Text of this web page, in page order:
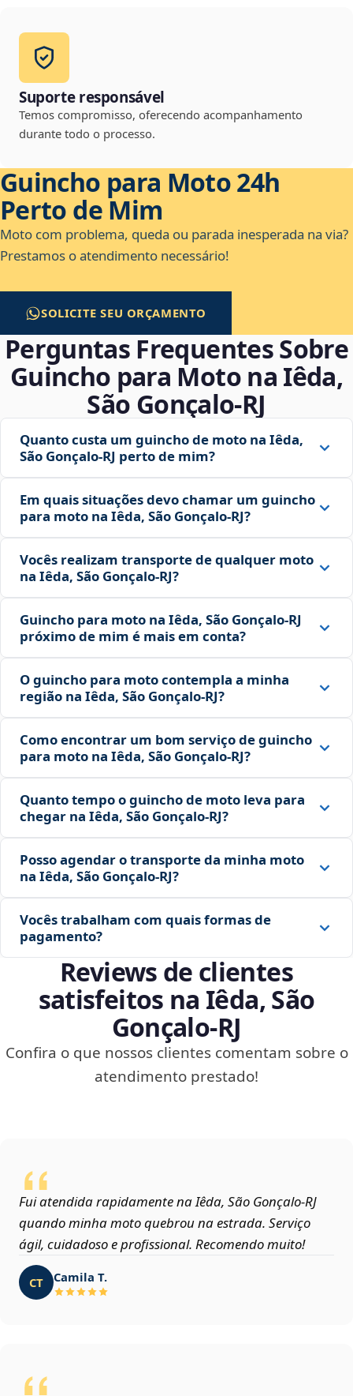
Suporte responsável
Temos compromisso, oferecendo acompanhamento
durante todo o processo.
Guincho para Moto 24h
Perto de Mim
Moto com problema, queda ou parada inesperada na via?
Prestamos o atendimento necessário!
SOLICITE SEU ORÇAMENTO
Perguntas Frequentes Sobre
Guincho para Moto na Iêda,
São Gonçalo‑RJ
Quanto custa um guincho de moto na Iêda,
São Gonçalo‑RJ perto de mim?
Em quais situações devo chamar um guincho
para moto na Iêda, São Gonçalo‑RJ?
Vocês realizam transporte de qualquer moto
na Iêda, São Gonçalo‑RJ?
Guincho para moto na Iêda, São Gonçalo‑RJ
próximo de mim é mais em conta?
O guincho para moto contempla a minha
região na Iêda, São Gonçalo‑RJ?
Como encontrar um bom serviço de guincho
para moto na Iêda, São Gonçalo‑RJ?
Quanto tempo o guincho de moto leva para
chegar na Iêda, São Gonçalo‑RJ?
Posso agendar o transporte da minha moto
na Iêda, São Gonçalo‑RJ?
Vocês trabalham com quais formas de
pagamento?
Reviews de clientes
satisfeitos na Iêda, São
Gonçalo‑RJ
Confira o que nossos clientes comentam sobre o
atendimento prestado!
Fui atendida rapidamente na Iêda, São Gonçalo‑RJ
quando minha moto quebrou na estrada. Serviço
ágil, cuidadoso e profissional. Recomendo muito!
CT Camila T.